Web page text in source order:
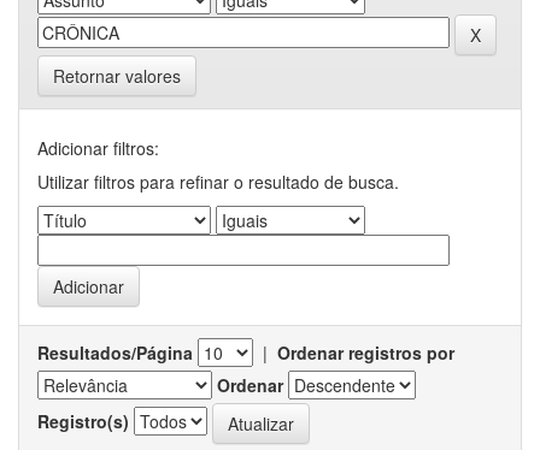
Retornar valores
Adicionar filtros:
Utilizar filtros para refinar o resultado de busca.
Resultados/Página | Ordenar registros por
Ordenar
Registro(s)